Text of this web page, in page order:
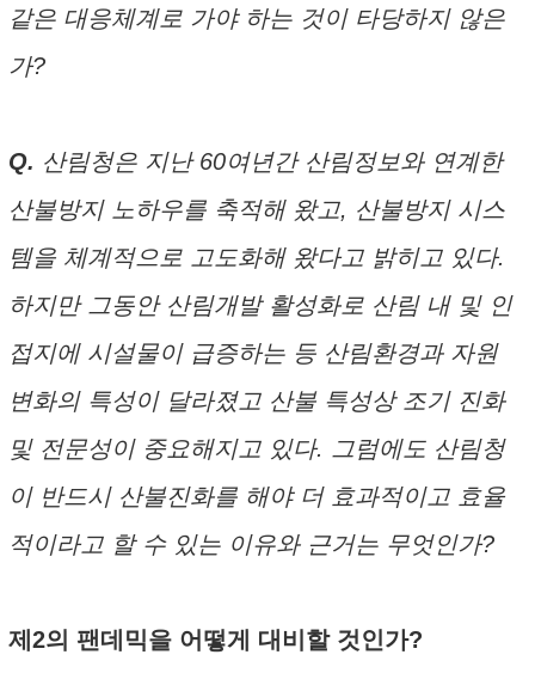
같은 대응체계로 가야 하는 것이 타당하지 않은
가?
Q. 산림청은 지난 60여년간 산림정보와 연계한
산불방지 노하우를 축적해 왔고, 산불방지 시스
템을 체계적으로 고도화해 왔다고 밝히고 있다.
하지만 그동안 산림개발 활성화로 산림 내 및 인
접지에 시설물이 급증하는 등 산림환경과 자원
변화의 특성이 달라졌고 산불 특성상 조기 진화
및 전문성이 중요해지고 있다. 그럼에도 산림청
이 반드시 산불진화를 해야 더 효과적이고 효율
적이라고 할 수 있는 이유와 근거는 무엇인가?
제2의 팬데믹을 어떻게 대비할 것인가?